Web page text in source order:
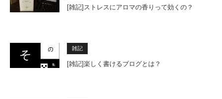
[雑記]ストレスにアロマの香りって効くの？
雑記
[雑記]楽しく書けるブログとは？